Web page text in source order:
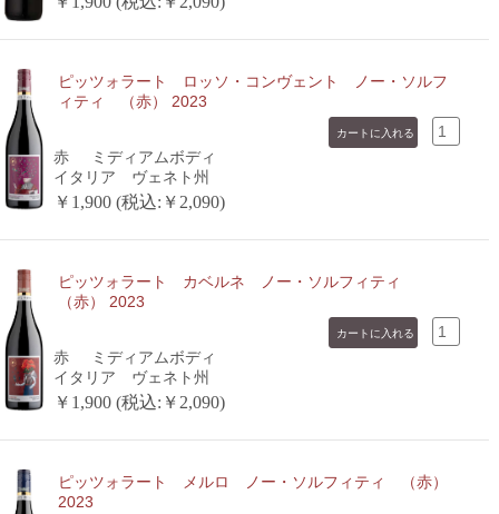
ピッツォラート ロッソ・コンヴェント ノー・ソルフ
ィティ （赤） 2023
赤
ミディアムボディ
イタリア ヴェネト州
￥1,900 (税込:￥2,090)
ピッツォラート カベルネ ノー・ソルフィティ
（赤） 2023
赤
ミディアムボディ
イタリア ヴェネト州
￥1,900 (税込:￥2,090)
ピッツォラート メルロ ノー・ソルフィティ （赤）
2023